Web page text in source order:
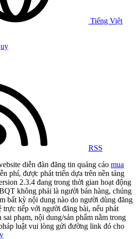
Tiếng Việt
RSS
diễn đàn đăng tin quảng cáo mua
phí, được phát triển dựa trên nền tảng
2.3.4 đang trong thời gian hoạt động
không phải là người bán hàng, chúng
bất kỳ nội dung nào do người dùng đăng
tiếp với người đăng bài, nếu phát
phạm, nội dung/sản phẩm nằm trong
luật vui lòng gửi đường link đó cho